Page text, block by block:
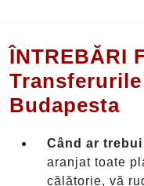
ÎNTREBĂRI
Budapesta
Când ar
aranjat toate
călătorie, vă